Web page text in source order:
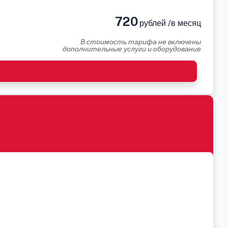
720рублей /в месяц
В стоимость тарифа не включены
дополнительные услуги и оборудование